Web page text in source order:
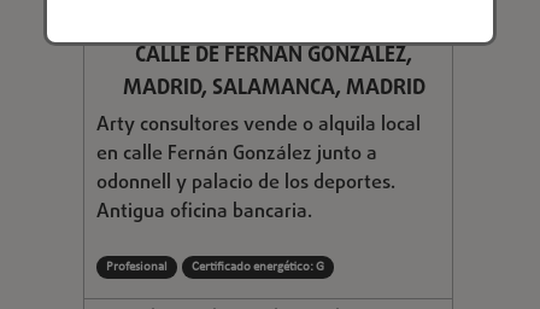
CALLE DE FERNÁN GONZALEZ,
MADRID, SALAMANCA, MADRID
Arty consultores vende o alquila local
en calle Fernán González junto a
odonnell y palacio de los deportes.
Antigua oficina bancaria.
Profesional Certificado energético: G